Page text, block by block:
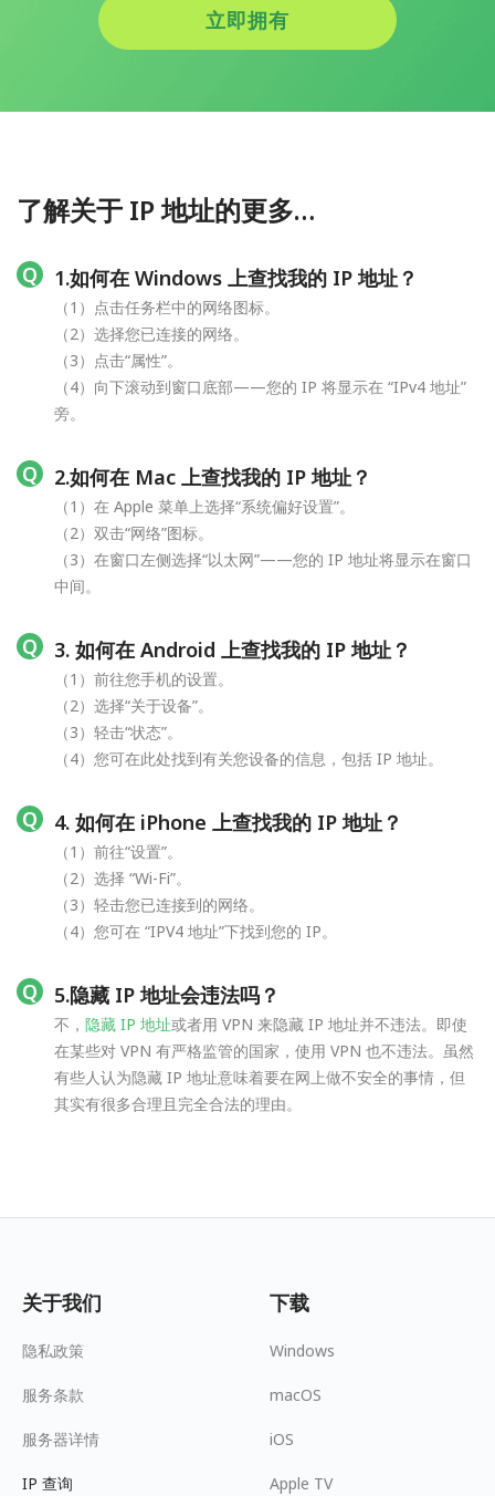
立即拥有
了解关于 IP 地址的更多…
1.如何在 Windows 上查找我的 IP 地址？
（1）点击任务栏中的网络图标。
（2）选择您已连接的网络。
（3）点击“属性”。
（4）向下滚动到窗口底部——您的 IP 将显示在 “IPv4 地址”
旁。
2.如何在 Mac 上查找我的 IP 地址？
（1）在 Apple 菜单上选择“系统偏好设置”。
（2）双击“网络”图标。
（3）在窗口左侧选择“以太网”——您的 IP 地址将显示在窗口
中间。
3. 如何在 Android 上查找我的 IP 地址？
（1）前往您手机的设置。
（2）选择“关于设备”。
（3）轻击“状态”。
（4）您可在此处找到有关您设备的信息，包括 IP 地址。
4. 如何在 iPhone 上查找我的 IP 地址？
（1）前往“设置”。
（2）选择 “Wi-Fi”。
（3）轻击您已连接到的网络。
（4）您可在 “IPV4 地址”下找到您的 IP。
5.隐藏 IP 地址会违法吗？
不， 隐藏 IP 地址或者用 VPN 来隐藏 IP 地址并不违法。即使
在某些对 VPN 有严格监管的国家，使用 VPN 也不违法。虽然
有些人认为隐藏 IP 地址意味着要在网上做不安全的事情，但
其实有很多合理且完全合法的理由。
关于我们
隐私政策
服务条款
服务器详情
IP 查询
下载
Windows
macOS
iOS
Apple TV